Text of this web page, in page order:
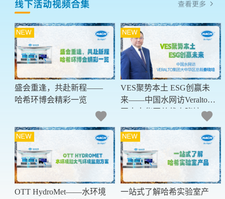
盛会重逢，共赴新程——
哈希环博会精彩一览
VES聚势本土 ESG创赢未
来——中国水网访Veralto集
OTT HydroMet——水环境
一站式了解哈希实验室产